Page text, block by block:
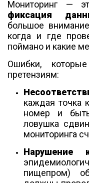
Мониторинг —
фиксация
большое
когда и где
поймано и какие
Ошибки,
претензиям:
каждая точка
номер и
ловушка
мониторинга
Нарушение
пищепром)